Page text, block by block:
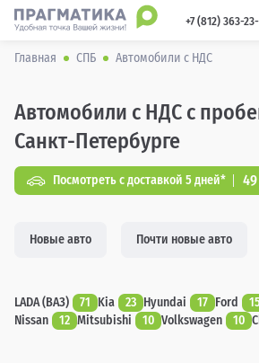
+7 (812) 363-
Главная СПБ Автомобили с НДС
Автомобили с НДС с
Санкт-Петербурге
Посмотреть с доставкой 5 дней*
Новые авто Почти новые авто
LADA (ВАЗ) 71 Kia 23 Hyundai 17 Ford
Nissan
12 Mitsubishi 10 Volkswagen 10